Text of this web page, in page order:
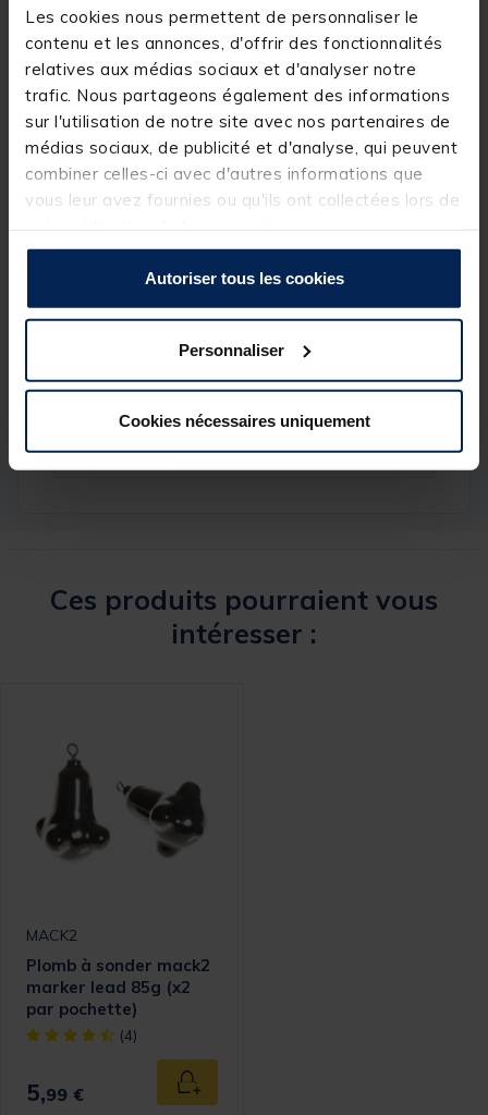
Les cookies nous permettent de personnaliser le
contenu et les annonces, d'offrir des fonctionnalités
relatives aux médias sociaux et d'analyser notre
trafic. Nous partageons également des informations
sur l'utilisation de notre site avec nos partenaires de
médias sociaux, de publicité et d'analyse, qui peuvent
combiner celles-ci avec d'autres informations que
vous leur avez fournies ou qu'ils ont collectées lors de
Autoriser tous les cookies
Personnaliser
Cookies nécessaires uniquement
Leurs couleur vert mât assure une discretion sur le
Caractéristiques :
Couleur : Vert mât
80g, 90g, 100g, 120g et 140g
Spécifications
Ces produits pourraient vous
intéresser :
MACK2
Plomb à sonder mack2
marker lead 85g (x2
par pochette)
[object Object] out of 5 Customer Rating
(4)
5,99 € Ajouter au panier